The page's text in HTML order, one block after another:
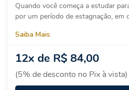
Quando você começa a estudar
por um período de estagnação, em
Saiba Mais
12x de R$ 84,00
(5% de desconto no Pix à vista)